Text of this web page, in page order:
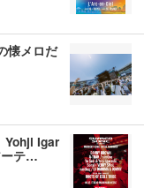
懐メロだ
Yohji Igar
ーテ…